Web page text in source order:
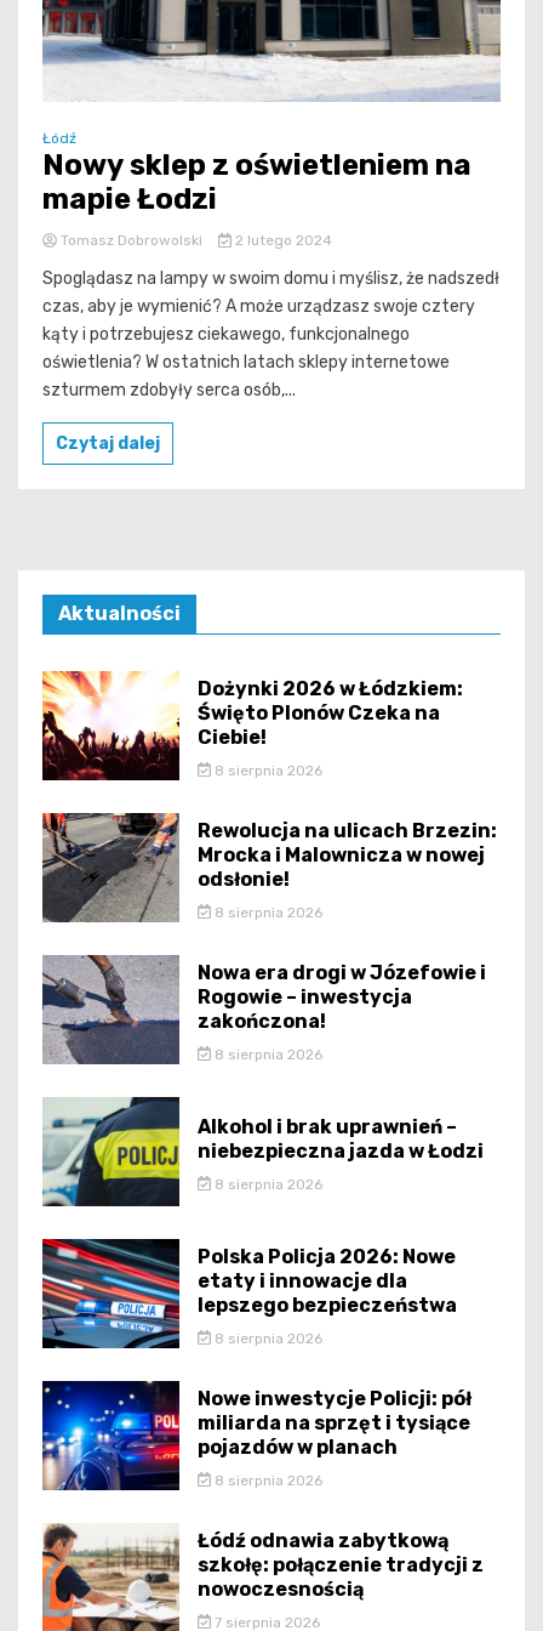
Łódź
Nowy sklep z oświetleniem na
mapie Łodzi
Tomasz Dobrowolski 2 lutego 2024
Spoglądasz na lampy w swoim domu i myślisz, że nadszedł
czas, aby je wymienić? A może urządzasz swoje cztery
kąty i potrzebujesz ciekawego, funkcjonalnego
oświetlenia? W ostatnich latach sklepy internetowe
szturmem zdobyły serca osób,...
Czytaj dalej
Aktualności
Dożynki 2026 w Łódzkiem:
Święto Plonów Czeka na
Ciebie!
8 sierpnia 2026
Rewolucja na ulicach Brzezin:
Mrocka i Malownicza w nowej
odsłonie!
8 sierpnia 2026
Nowa era drogi w Józefowie i
Rogowie – inwestycja
zakończona!
8 sierpnia 2026
Alkohol i brak uprawnień –
niebezpieczna jazda w Łodzi
8 sierpnia 2026
Polska Policja 2026: Nowe
etaty i innowacje dla
lepszego bezpieczeństwa
8 sierpnia 2026
Nowe inwestycje Policji: pół
miliarda na sprzęt i tysiące
pojazdów w planach
8 sierpnia 2026
Łódź odnawia zabytkową
szkołę: połączenie tradycji z
nowoczesnością
7 sierpnia 2026